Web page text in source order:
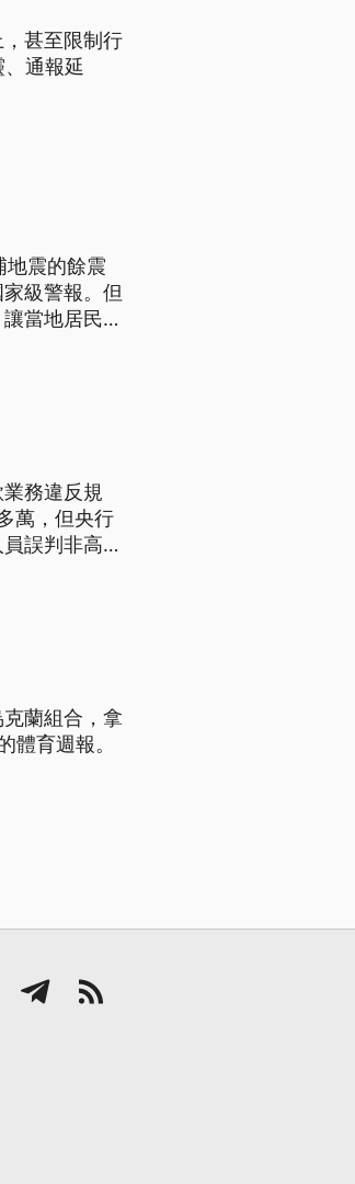
甚至限制行
通報延
地震的餘震
級警報。但
當地居民一
務違反規
萬，但央行
誤判非高價
蘭組合，拿
體育週報。